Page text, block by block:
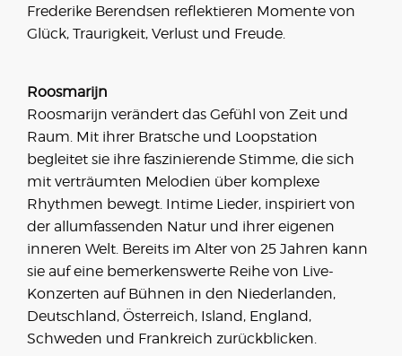
Frederike Berendsen reflektieren Momente von
Glück, Traurigkeit, Verlust und Freude.
Roosmarijn
Roosmarijn verändert das Gefühl von Zeit und
Raum. Mit ihrer Bratsche und Loopstation
begleitet sie ihre faszinierende Stimme, die sich
mit verträumten Melodien über komplexe
Rhythmen bewegt. Intime Lieder, inspiriert von
der allumfassenden Natur und ihrer eigenen
inneren Welt. Bereits im Alter von 25 Jahren kann
sie auf eine bemerkenswerte Reihe von Live-
Konzerten auf Bühnen in den Niederlanden,
Deutschland, Österreich, Island, England,
Schweden und Frankreich zurückblicken.